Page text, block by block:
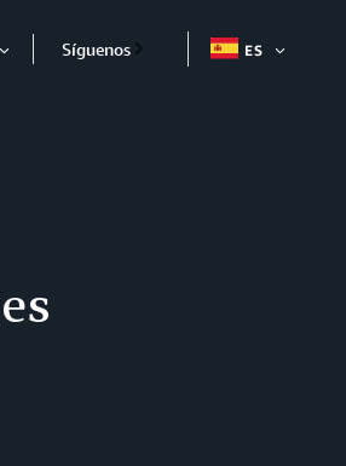
Expandir
Síguenos ES